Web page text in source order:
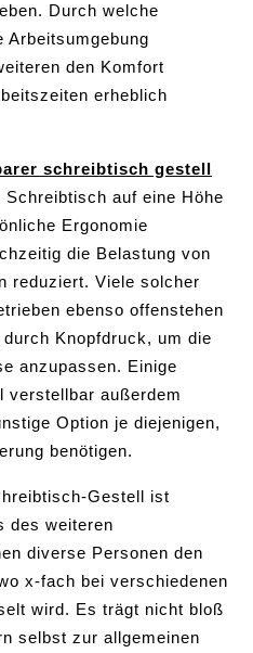
Durch welche
Arbeitsumgebung
den Komfort
erheblich
schreibtisch gestell
auf eine Höhe
Ergonomie
die Belastung von
reduziert. Viele solcher
ebenso offenstehen
Knopfdruck, um die
anzupassen. Einige
verstellbar außerdem
Option je diejenigen,
benötigen.
Gestell ist
des weiteren
diverse Personen den
x-fach bei verschiedenen
wird. Es trägt nicht bloß
selbst zur allgemeinen